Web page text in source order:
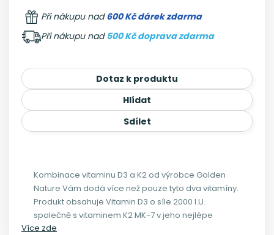
Při nákupu nad600 Kč dárek zdarma
Při nákupu nad 500 Kč doprava zdarma
Dotaz k produktu
Hlídat
Sdílet
Kombinace vitaminu D3 a K2 od výrobce Golden
Nature Vám dodá více než pouze tyto dva vitamíny.
Produkt obsahuje Vitamin D3 o síle 2000 I.U.
společně s vitaminem K2 MK-7 v jeho nejlépe
využitelné formě. To vše navíc obohaceno o omegu
Více zde